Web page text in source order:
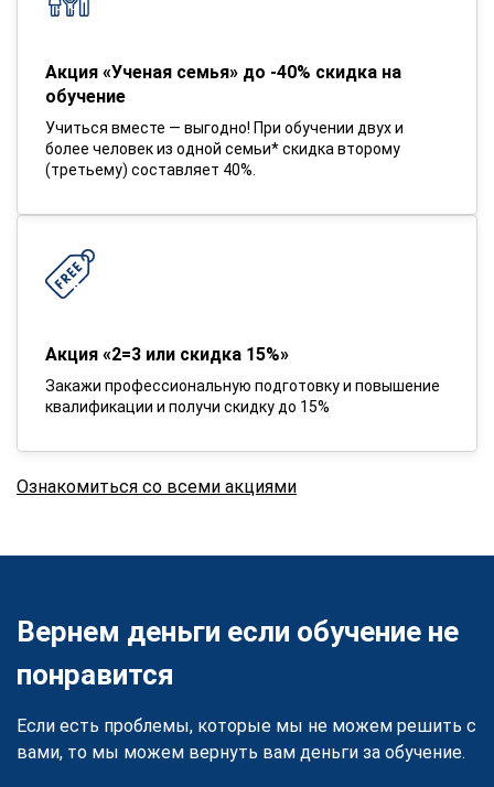
Акция «Ученая семья» до -40% скидка на
обучение
Учиться вместе — выгодно! При обучении двух и
более человек из одной семьи* скидка второму
(третьему) составляет 40%.
Акция «2=3 или скидка 15%»
Закажи профессиональную подготовку и повышение
квалификации и получи скидку до 15%
Ознакомиться со всеми акциями
Вернем деньги если обучение не
понравится
Если есть проблемы, которые мы не можем решить с
вами, то мы можем вернуть вам деньги за обучение.